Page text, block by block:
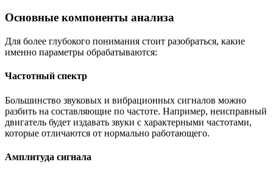
Основные компоненты анализа
Для более глубокого понимания стоит разобраться, какие
именно параметры обрабатываются:
Частотный спектр
Большинство звуковых и вибрационных сигналов можно
разбить на составляющие по частоте. Например, неисправный
двигатель будет издавать звуки с характерными частотами,
которые отличаются от нормально работающего.
Амплитуда сигнала